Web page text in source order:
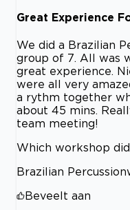
Great Experience
We did a Brazilian
group of 7. All was
great experience.
were all very
a rythm together
about 45 mins.
team meeting!
Which workshop
Brazilian
Beveelt aan